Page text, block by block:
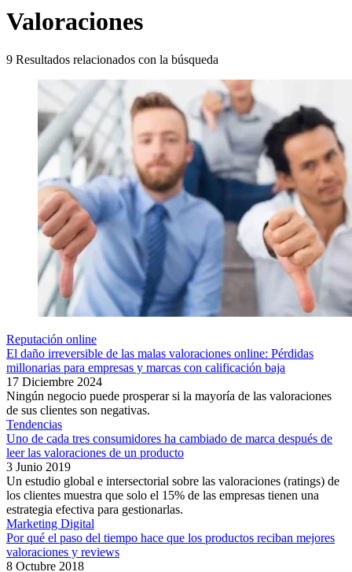
Valoraciones
9 Resultados relacionados con la búsqueda
Reputación online
El daño irreversible de las malas valoraciones online: Pérdidas
millonarias para empresas y marcas con calificación baja
17 Diciembre 2024
Ningún negocio puede prosperar si la mayoría de las valoraciones
de sus clientes son negativas.
Tendencias
Uno de cada tres consumidores ha cambiado de marca después de
leer las valoraciones de un producto
3 Junio 2019
Un estudio global e intersectorial sobre las valoraciones (ratings) de
los clientes muestra que solo el 15% de las empresas tienen una
estrategia efectiva para gestionarlas.
Marketing Digital
Por qué el paso del tiempo hace que los productos reciban mejores
valoraciones y reviews
8 Octubre 2018